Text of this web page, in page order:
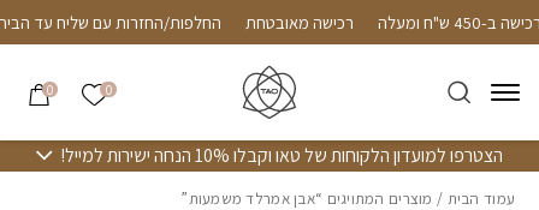
Skip to Content
שליח חינם עד הבית ברכישה ב-450 ש"ח ומעלה רכישה מאובטחת
0 הרשימה
0
הצטרפו למועדון הלקוחות של טאו וקבלו 10% הנחה ישירות למייל!
עמוד הבית / מוצרים המתויגים “אבן אמרלד משמעות”
בחזרה למעלה